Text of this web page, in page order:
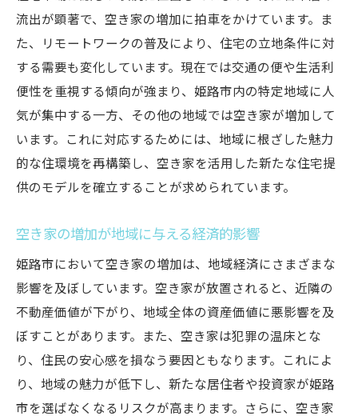
略
市場動向に合わせた柔軟な空き家活用方法
不動産業界との連携による対策の効果
空き家問題解決のための政策提言
成功事例から学ぶ空き家対策の効果
地域社会を巻き込んだ空き家問題の解決策
空き家問題に対する住民の意識改革
空き家問題への包括的アプローチ
空き家を活用した地域活性化姫路市の具体例と
提案
空き家を利用した新たなビジネスモデル
空き家を活用した観光振興の可能性
流出が顕著で、空き家の増加に拍車をかけています。ま
た、リモートワークの普及により、住宅の立地条件に対
する需要も変化しています。現在では交通の便や生活利
便性を重視する傾向が強まり、姫路市内の特定地域に人
気が集中する一方、その他の地域では空き家が増加して
います。これに対応するためには、地域に根ざした魅力
的な住環境を再構築し、空き家を活用した新たな住宅提
供のモデルを確立することが求められています。
空き家の増加が地域に与える経済的影響
姫路市において空き家の増加は、地域経済にさまざまな
影響を及ぼしています。空き家が放置されると、近隣の
不動産価値が下がり、地域全体の資産価値に悪影響を及
ぼすことがあります。また、空き家は犯罪の温床とな
り、住民の安心感を損なう要因ともなります。これによ
り、地域の魅力が低下し、新たな居住者や投資家が姫路
市を選ばなくなるリスクが高まります。さらに、空き家